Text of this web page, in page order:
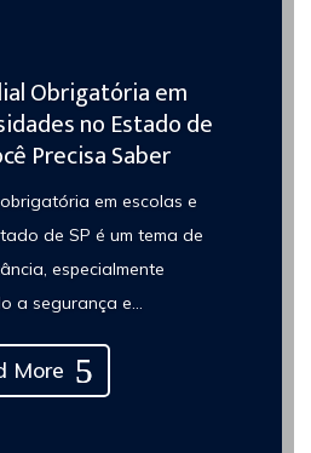
Obrigatória em
no Estado de
Precisa Saber
em escolas e
de SP é um tema de
especialmente
a segurança e…
More